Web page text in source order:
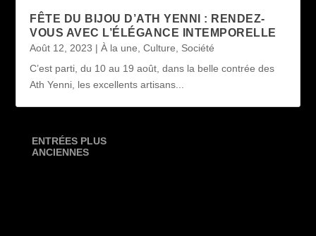
FÊTE DU BIJOU D’ATH YENNI : RENDEZ-
VOUS AVEC L’ÉLÉGANCE INTEMPORELLE
Août 12, 2023 |À la une ,Culture
Société
C’est parti, du 10 au 19 août, dans la belle contrée des
Ath Yenni, les excellents artisans...
ENTRÉES PLUS
ANCIENNES